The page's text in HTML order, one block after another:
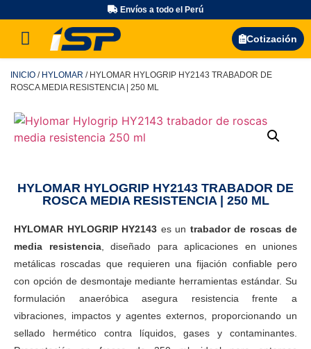
Envíos a todo el Perú
Cotización
INICIO / HYLOMAR / HYLOMAR HYLOGRIP HY2143 TRABADOR DE
ROSCA MEDIA RESISTENCIA | 250 ML
HYLOMAR HYLOGRIP HY2143 TRABADOR DE
ROSCA MEDIA RESISTENCIA | 250 ML
HYLOMAR HYLOGRIP HY2143 es un trabador de roscas de
media resistencia, diseñado para aplicaciones en uniones
metálicas roscadas que requieren una fijación confiable pero
con opción de desmontaje mediante herramientas estándar. Su
formulación anaeróbica asegura resistencia frente a
vibraciones, impactos y agentes externos, proporcionando un
sellado hermético contra líquidos, gases y contaminantes.